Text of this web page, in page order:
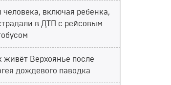
человека, включая ребенка,
в ДТП с рейсовым
живёт Верхоянье после
дождевого паводка